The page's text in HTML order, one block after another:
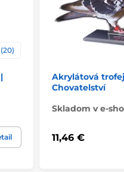
Akrylátová trofej
Chovatelství
Skladom v e-
11,46 €